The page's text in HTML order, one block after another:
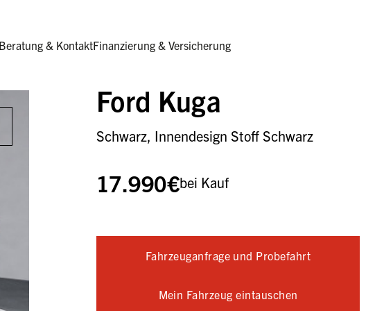
Beratung & KontaktFinanzierung & Versicherung
Ford Kuga
Schwarz, Innendesign Stoff Schwarz
17.990€bei Kauf
Fahrzeuganfrage und Probefahrt
Mein Fahrzeug eintauschen